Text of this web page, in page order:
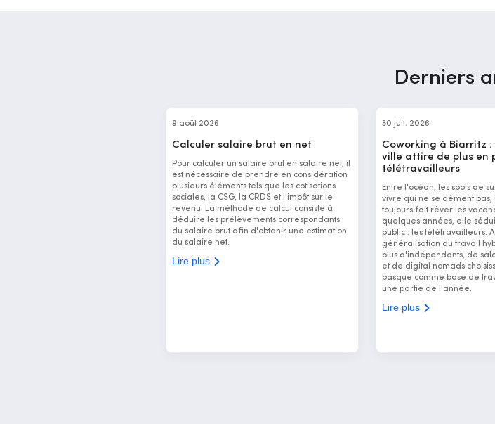
Derniers
9 août 2026
Calculer salaire brut en net
Pour calculer un salaire brut en salaire net, il
est nécessaire de prendre en considération
plusieurs éléments tels que les cotisations
sociales, la CSG, la CRDS et l'impôt sur le
revenu. La méthode de calcul consiste à
déduire les prélèvements correspondants
du salaire brut afin d'obtenir une estimation
du salaire net.
Lire plus
30 juil. 2026
Coworking à Biarritz
ville attire de plus en
télétravailleurs
Entre l'océan, les spots de
vivre qui ne se dément pas,
toujours fait rêver les
quelques années, elle
public : les télétravailleurs.
généralisation du travail
plus d'indépendants, de
et de digital nomads
basque comme base de
une partie de l'année.
Lire plus